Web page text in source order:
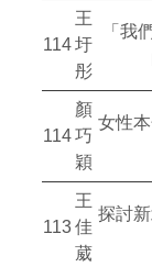
114
王
圩
彤
「我
114
顏
巧
穎
女性
113
王
佳
葳
探討